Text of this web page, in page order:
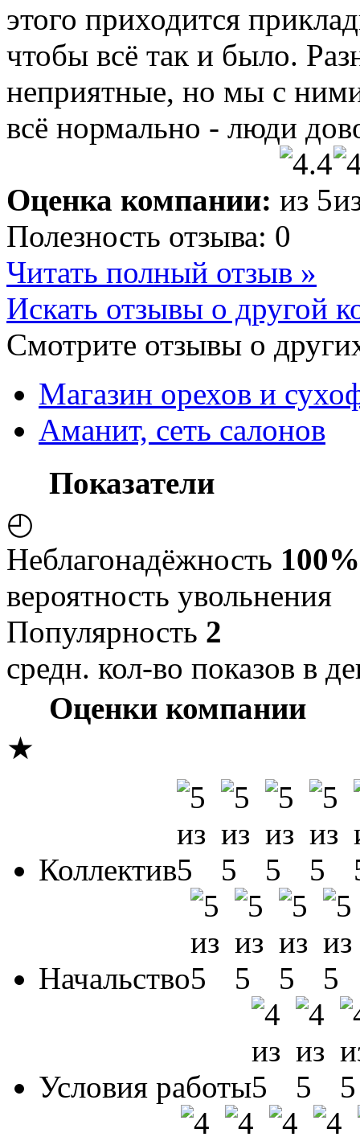
этого приходится
чтобы всё так и было.
неприятные, но мы с
всё нормально - люди
Оценка компании:
Полезность отзыва: 0
Читать полный отзыв »
Искать отзывы о другой
Смотрите отзывы о
Магазин орехов и
Аманит, сеть салонов
Показатели
◴
Неблагонадёжность 100%
вероятность увольнения
Популярность 2
средн. кол-во показов в
Оценки компании
★
Коллектив
Начальство
Условия работы